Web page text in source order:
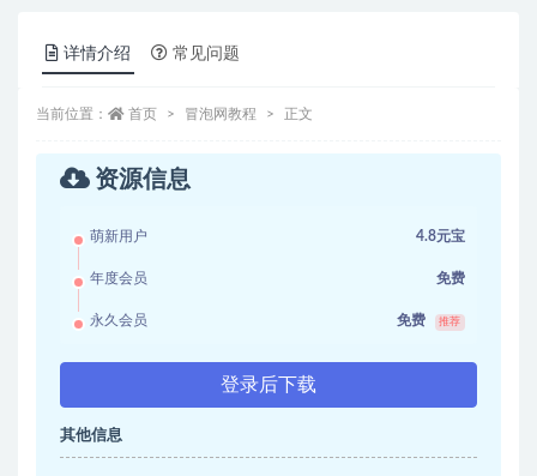
详情介绍 常见问题
当前位置： 首页 冒泡网教程 正文
资源信息
萌新用户 4.8元宝
年度会员 免费
永久会员 免费 推荐
登录后下载
其他信息